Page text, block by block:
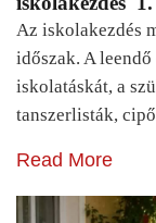
Az iskolakezdés
időszak. A
iskolatáskát, a
tanszerlisták,
Read More